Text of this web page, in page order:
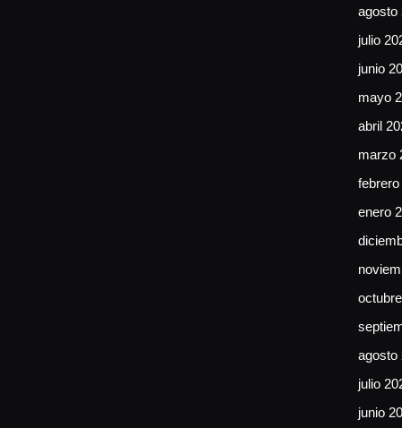
agosto
julio
junio
mayo
abril
marzo
enero
agosto
julio
junio